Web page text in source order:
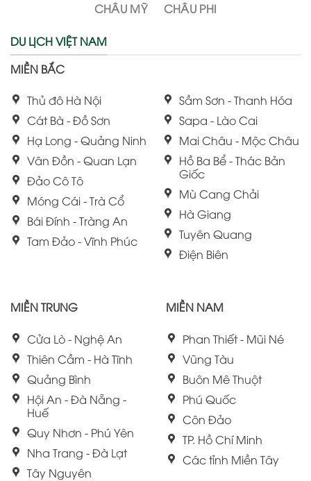
CHÂU MỸ
CHÂU PHI
DU LỊCH VIỆT NAM
MIỀN BẮC
Thủ đô Hà Nội
Cát Bà - Đồ Sơn
Hạ Long - Quảng Ninh
Vân Đồn - Quan Lạn
Đảo Cô Tô
Móng Cái - Trà Cổ
Bái Đính - Tràng An
Tam Đảo - Vĩnh Phúc
Sầm Sơn - Thanh Hóa
Sapa - Lào Cai
Mai Châu - Mộc Châu
Hồ Ba Bể - Thác Bản
Giốc
Mù Cang Chải
Hà Giang
Tuyên Quang
Điện Biên
MIỀN TRUNG
Cửa Lò - Nghệ An
Thiên Cầm - Hà Tĩnh
Quảng Bình
Hội An - Đà Nẵng -
Huế
Quy Nhơn - Phú Yên
Nha Trang - Đà Lạt
Tây Nguyên
MIỀN NAM
Phan Thiết - Mũi Né
Vũng Tàu
Buôn Mê Thuột
Phú Quốc
Côn Đảo
TP. Hồ Chí Minh
Các tỉnh Miền Tây